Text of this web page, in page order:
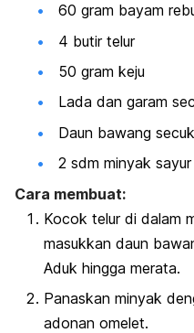
60 gram bayam
4 butir telur
50 gram keju
Lada dan garam
Daun bawang
2 sdm minyak sayur
Cara membuat:
Kocok telur di dalam
masukkan daun
Aduk hingga merata.
Panaskan minyak
adonan omelet.